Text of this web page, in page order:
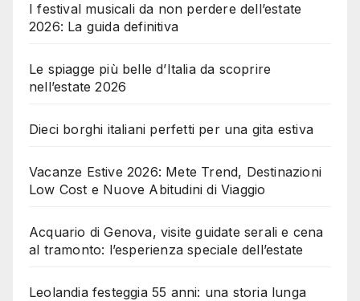
I festival musicali da non perdere dell’estate
2026: La guida definitiva
Le spiagge più belle d’Italia da scoprire
nell’estate 2026
Dieci borghi italiani perfetti per una gita estiva
Vacanze Estive 2026: Mete Trend, Destinazioni
Low Cost e Nuove Abitudini di Viaggio
Acquario di Genova, visite guidate serali e cena
al tramonto: l’esperienza speciale dell’estate
Leolandia festeggia 55 anni: una storia lunga